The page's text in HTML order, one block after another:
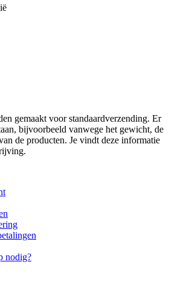
gemaakt voor standaardverzending. Er
bijvoorbeeld vanwege het gewicht, de
de producten. Je vindt deze informatie
nodig?